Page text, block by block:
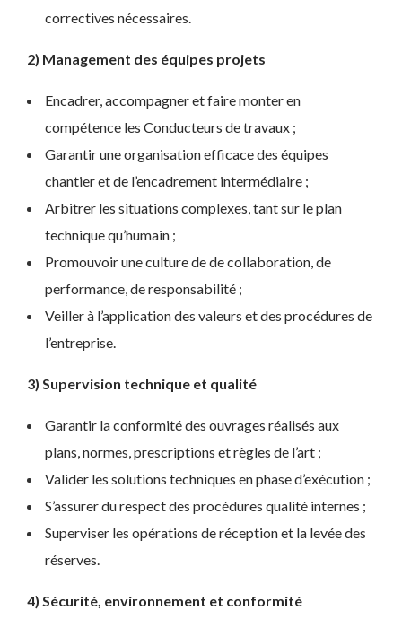
correctives nécessaires.
2) Management des équipes projets
Encadrer, accompagner et faire monter en
compétence les Conducteurs de travaux ;
Garantir une organisation efficace des équipes
chantier et de l’encadrement intermédiaire ;
Arbitrer les situations complexes, tant sur le plan
technique qu’humain ;
Promouvoir une culture de de collaboration, de
performance, de responsabilité ;
Veiller à l’application des valeurs et des procédures de
l’entreprise.
3) Supervision technique et qualité
Garantir la conformité des ouvrages réalisés aux
plans, normes, prescriptions et règles de l’art ;
Valider les solutions techniques en phase d’exécution ;
S’assurer du respect des procédures qualité internes ;
Superviser les opérations de réception et la levée des
réserves.
4) Sécurité, environnement et conformité